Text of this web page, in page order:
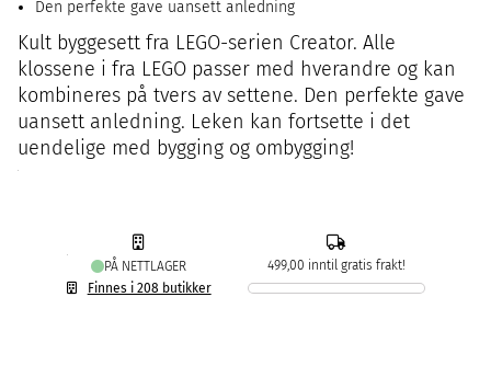
Den perfekte gave uansett anledning
Kult byggesett fra LEGO-serien Creator. Alle
klossene i fra LEGO passer med hverandre og kan
kombineres på tvers av settene. Den perfekte gave
uansett anledning. Leken kan fortsette i det
uendelige med bygging og ombygging!
PÅ NETTLAGER
Finnes i 208 butikker
499,00 inntil gratis frakt!